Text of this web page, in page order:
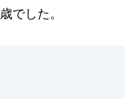
でした。